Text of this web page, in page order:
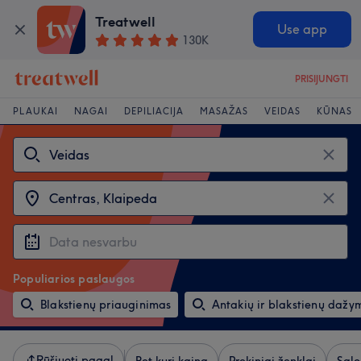
Treatwell
130K
Use app
PRISIJUNGTI
PLAUKAI NAGAI DEPILIACIJA MASAŽAS VEIDAS KŪNAS
Populiarios paslaugos
Blakstienų priauginimas
Antakių ir blakstienų